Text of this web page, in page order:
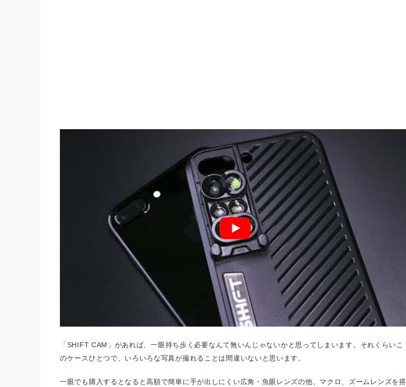
「SHIFT CAM」があれば、一眼持ち歩く必要なんて無いんじゃないかと思ってしまいます。それくらいこ
のケースひとつで、いろいろな写真が撮れることは間違いないと思います。
一眼でも購入するとなると高額で簡単に手が出しにくい広角・魚眼レンズの他、マクロ、ズームレンズを搭